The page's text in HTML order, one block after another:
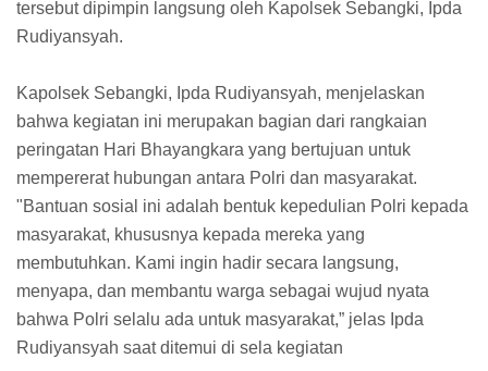
tersebut dipimpin langsung oleh Kapolsek Sebangki, Ipda
Rudiyansyah.
Kapolsek Sebangki, Ipda Rudiyansyah, menjelaskan
bahwa kegiatan ini merupakan bagian dari rangkaian
peringatan Hari Bhayangkara yang bertujuan untuk
mempererat hubungan antara Polri dan masyarakat.
"Bantuan sosial ini adalah bentuk kepedulian Polri kepada
masyarakat, khususnya kepada mereka yang
membutuhkan. Kami ingin hadir secara langsung,
menyapa, dan membantu warga sebagai wujud nyata
bahwa Polri selalu ada untuk masyarakat,” jelas Ipda
Rudiyansyah saat ditemui di sela kegiatan